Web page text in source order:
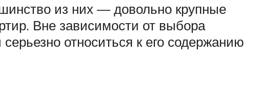
из них — довольно крупные
Вне зависимости от выбора
относиться к его содержанию